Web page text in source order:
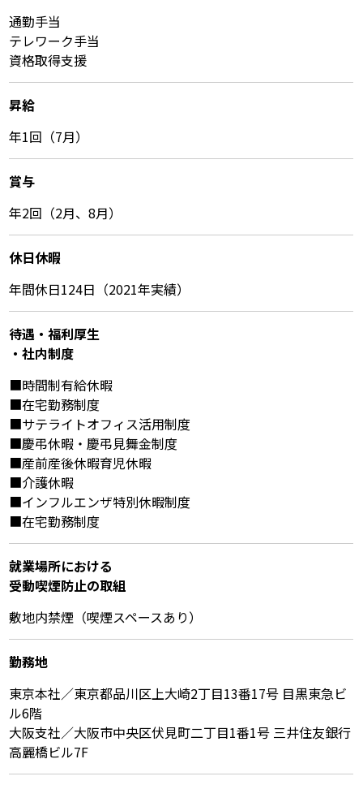
通勤手当
テレワーク手当
資格取得支援
昇給
年1回（7月）
賞与
年2回（2月、8月）
休⽇休暇
年間休日124日（2021年実績）
待遇・福利厚⽣
・社内制度
■時間制有給休暇
■在宅勤務制度
■サテライトオフィス活用制度
■慶弔休暇・慶弔見舞金制度
■産前産後休暇育児休暇
■介護休暇
■インフルエンザ特別休暇制度
■在宅勤務制度
就業場所における
受動喫煙防⽌の取組
敷地内禁煙（喫煙スペースあり）
勤務地
東京本社／東京都品川区上大崎2丁目13番17号 目黒東急ビ
ル6階
大阪支社／大阪市中央区伏見町二丁目1番1号 三井住友銀行
高麗橋ビル7F